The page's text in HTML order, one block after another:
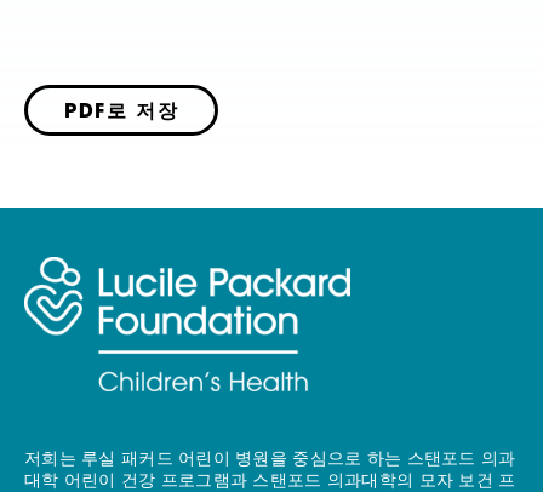
PDF로 저장
저희는 루실 패커드 어린이 병원을 중심으로 하는 스탠포드 의과
대학 어린이 건강 프로그램과 스탠포드 의과대학의 모자 보건 프